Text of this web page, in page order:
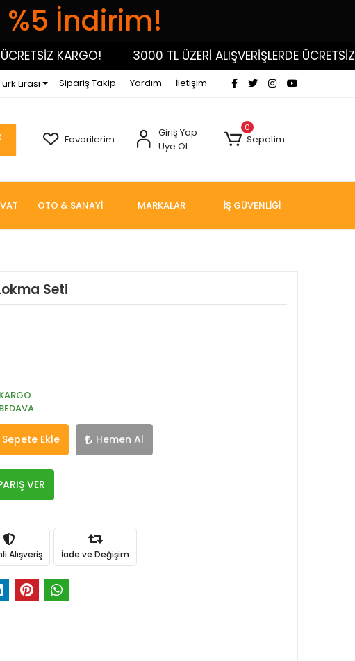
%5 İndirim!
KARGO! 3000 TL ÜZERİ ALIŞVERİŞLERDE ÜCRETSİZ
Lirası Sipariş Takip Yardım İletişim
Favorilerim
Giriş Yap
Üye Ol
0
Sepetim
OTO & SANAYİ MARKALAR İŞ GÜVENLİĞİ
Seti
KARGO
BEDAVA
Sepete Ekle Hemen Al
VER
Alışveriş İade ve Değişim